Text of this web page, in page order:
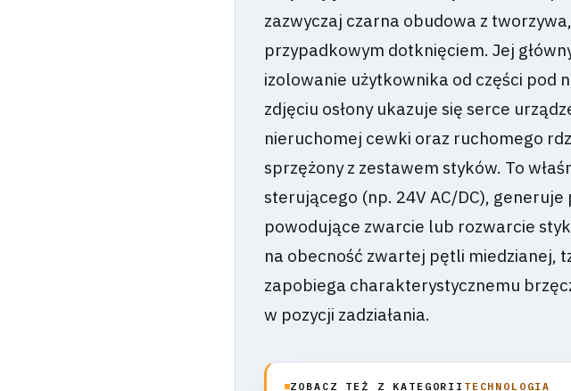
zazwyczaj czarna obudowa z
przypadkowym dotknięciem. Jej
izolowanie użytkownika od części pod
zdjęciu osłony ukazuje się serce
nieruchomej cewki oraz ruchomego
sprzężony z zestawem styków. To
sterującego (np. 24V AC/DC),
powodujące zwarcie lub rozwarcie
na obecność zwartej pętli miedzianej,
zapobiega charakterystycznemu
w pozycji zadziałania.
ZOBACZ TEŻ Z KATEGORII TECHNOLOGIA